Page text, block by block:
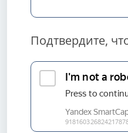
Подтвердите,